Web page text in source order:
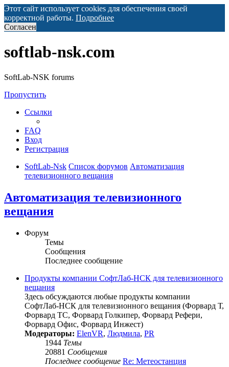
Этот сайт использует cookies для обеспечения своей
корректной работы. Подробнее
Согласен
softlab-nsk.com
SoftLab-NSK forums
Пропустить
Ссылки
FAQ
Вход
Регистрация
SoftLab-Nsk Список форумов Автоматизация
телевизионного вещания
Автоматизация телевизионного
вещания
Форум
Темы
Сообщения
Последнее сообщение
Продукты компании СофтЛаб-НСК для телевизионного
вещания
Здесь обсуждаются любые продукты компании
СофтЛаб-НСК для телевизионного вещания (Форвард Т,
Форвард ТС, Форвард Голкипер, Форвард Рефери,
Форвард Офис, Форвард Инжест)
Модераторы: ElenVR, Людмила, PR
1944 Темы
20881 Сообщения
Последнее сообщение Re: Метеостанция